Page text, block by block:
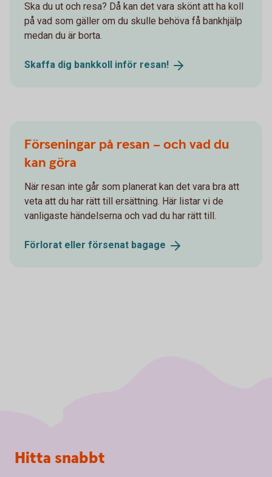
Ska du ut och resa? Då kan det vara skönt att ha koll
på vad som gäller om du skulle behöva få bankhjälp
medan du är borta.
Skaffa dig bankkoll inför resan!
Förseningar på resan – och vad du
kan göra
När resan inte går som planerat kan det vara bra att
veta att du har rätt till ersättning. Här listar vi de
vanligaste händelserna och vad du har rätt till.
Förlorat eller försenat bagage
Sidfot
Hitta snabbt